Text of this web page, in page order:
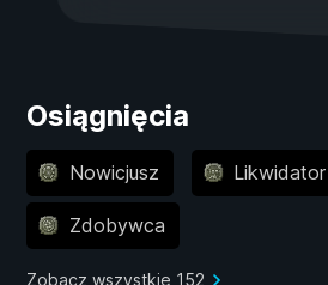
Osiągnięcia
Nowicjusz Likwidator
Zdobywca
Zobacz wszystkie 152